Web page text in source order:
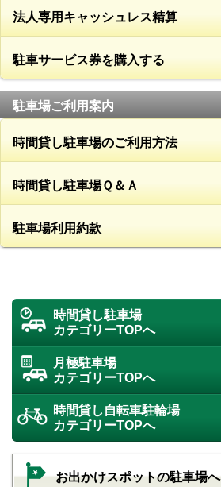
法人専用キャッシュレス精算
駐車サービス券を購入する
駐車場ご利用案内
時間貸し駐車場のご利用方法
時間貸し駐車場Ｑ＆Ａ
駐車場利用約款
時間貸し駐車場
カテゴリーTOPへ
月極駐車場
カテゴリーTOPへ
時間貸し自転車駐輪場
カテゴリーTOPへ
お出かけスポットの駐車場へ